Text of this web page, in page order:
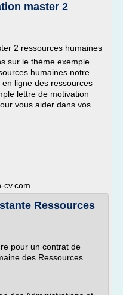
master 2
2 ressources humaines
sur le thème exemple
humaines notre
ligne des ressources
lettre de motivation
vous aider dans vos
cv.com
Ressources
pour un contrat de
des Ressources